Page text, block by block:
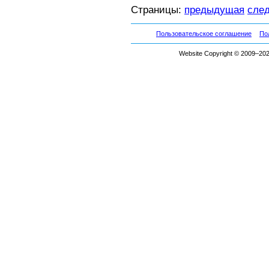
Страницы: предыдущая
Пользовательское соглашение
Website Copyright ©